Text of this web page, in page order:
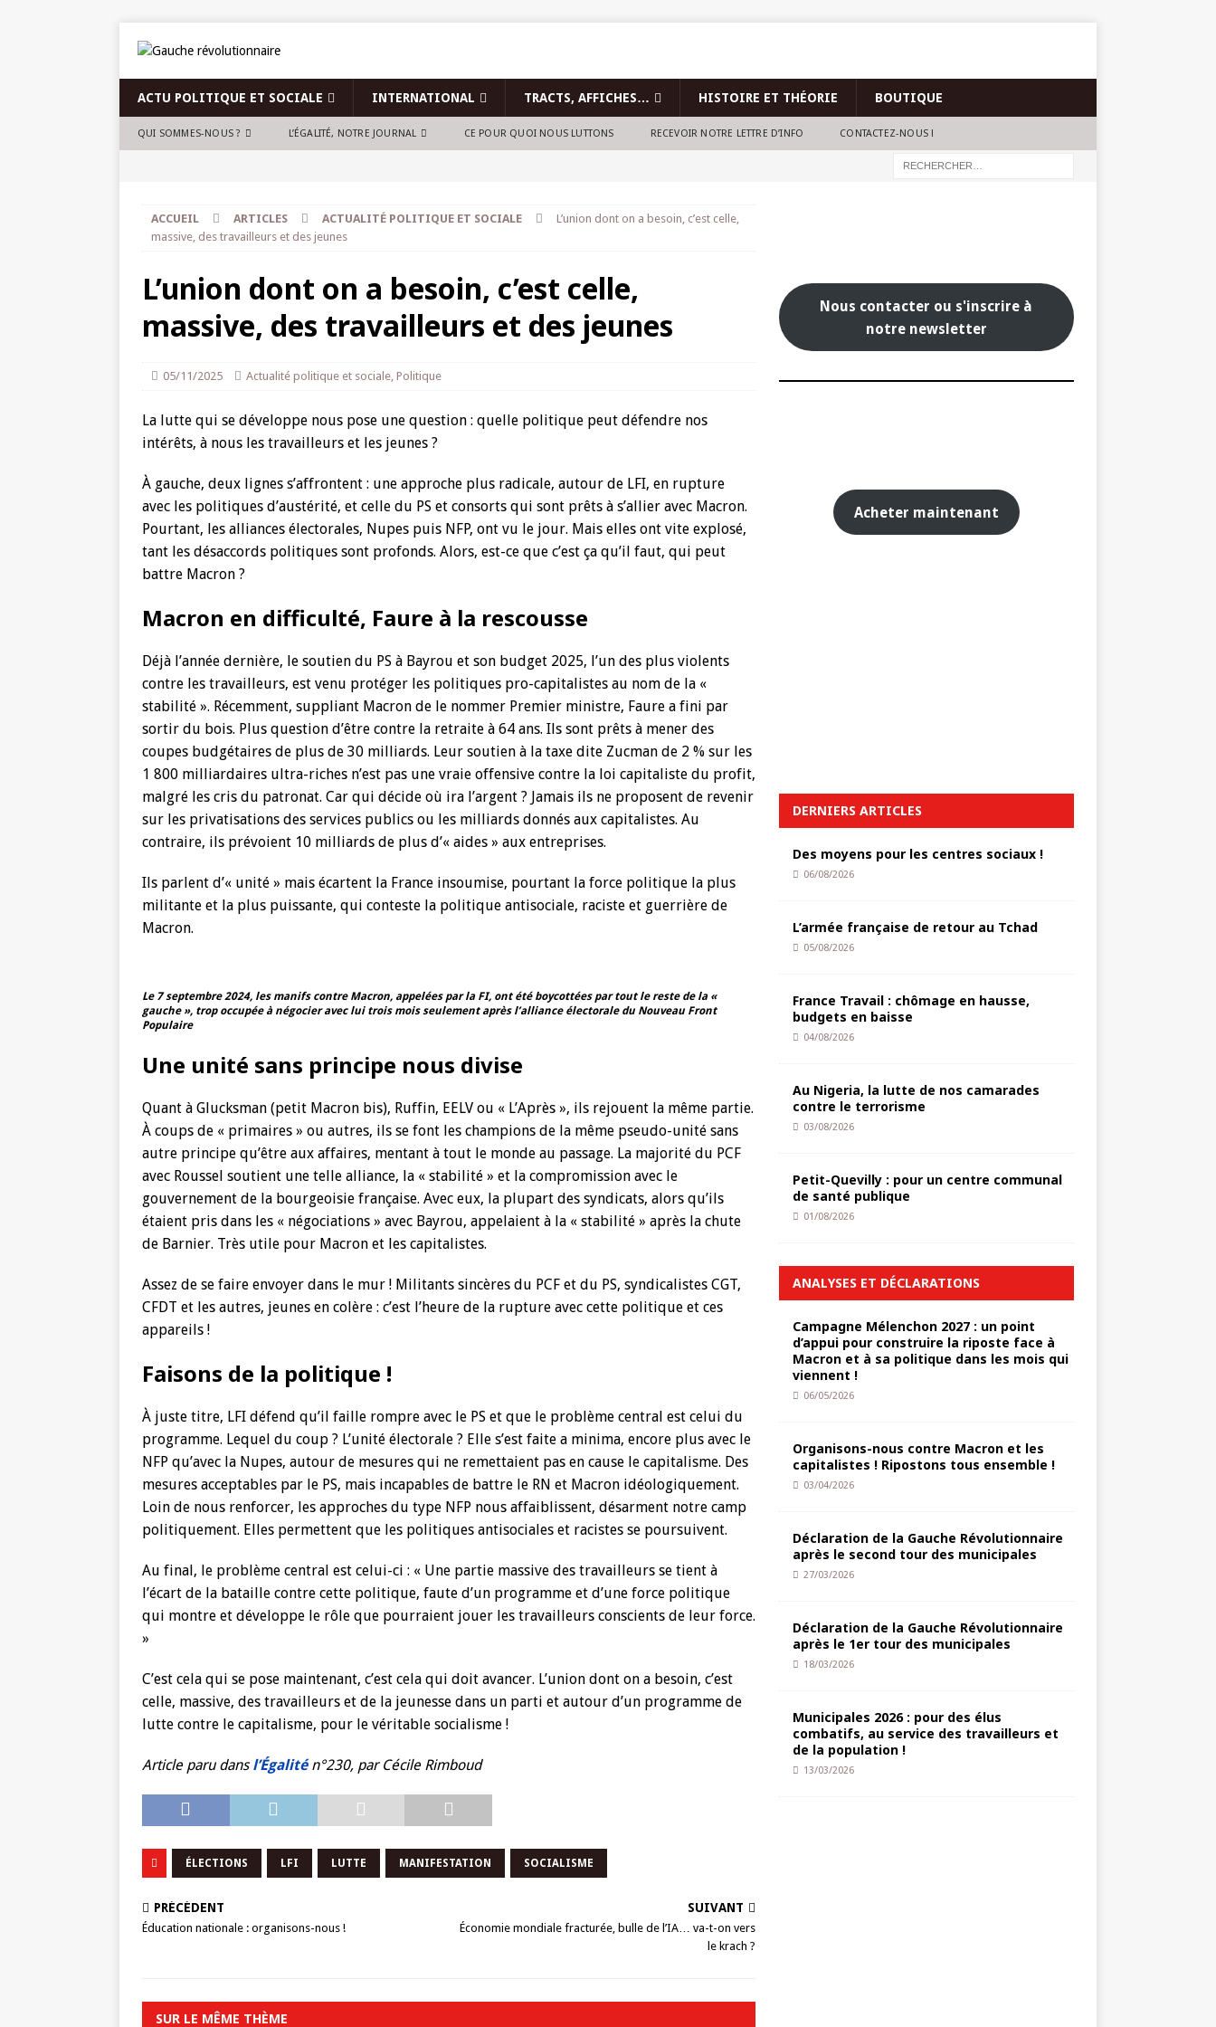
ACTU POLITIQUE ET SOCIALE INTERNATIONAL TRACTS, AFFICHES… HISTOIRE ET THÉORIE BOUTIQUE
QUI SOMMES-NOUS ? L’ÉGALITÉ, NOTRE JOURNAL CE POUR QUOI NOUS LUTTONS RECEVOIR NOTRE LETTRE D’INFO CONTACTEZ-NOUS !
ACCUEIL ARTICLES ACTUALITÉ POLITIQUE ET SOCIALE
L’union dont on a besoin, c’est celle,
massive, des travailleurs et des jeunes
L’union dont on a besoin, c’est celle,
massive, des travailleurs et des jeunes
05/11/2025 Actualité politique et sociale, Politique
La lutte qui se développe nous pose une question : quelle politique peut défendre nos
intérêts, à nous les travailleurs et les jeunes ?
À gauche, deux lignes s’affrontent : une approche plus radicale, autour de LFI, en rupture
avec les politiques d’austérité, et celle du PS et consorts qui sont prêts à s’allier avec Macron.
Pourtant, les alliances électorales, Nupes puis NFP, ont vu le jour. Mais elles ont vite explosé,
tant les désaccords politiques sont profonds. Alors, est-ce que c’est ça qu’il faut, qui peut
battre Macron ?
Macron en difficulté, Faure à la rescousse
Déjà l’année dernière, le soutien du PS à Bayrou et son budget 2025, l’un des plus violents
contre les travailleurs, est venu protéger les politiques pro-capitalistes au nom de la «
stabilité ». Récemment, suppliant Macron de le nommer Premier ministre, Faure a fini par
sortir du bois. Plus question d’être contre la retraite à 64 ans. Ils sont prêts à mener des
coupes budgétaires de plus de 30 milliards. Leur soutien à la taxe dite Zucman de 2 % sur les
1 800 milliardaires ultra-riches n’est pas une vraie offensive contre la loi capitaliste du profit,
malgré les cris du patronat. Car qui décide où ira l’argent ? Jamais ils ne proposent de revenir
sur les privatisations des services publics ou les milliards donnés aux capitalistes. Au
contraire, ils prévoient 10 milliards de plus d’« aides » aux entreprises.
Ils parlent d’« unité » mais écartent la France insoumise, pourtant la force politique la plus
militante et la plus puissante, qui conteste la politique antisociale, raciste et guerrière de
Macron.
Le 7 septembre 2024, les manifs contre Macron, appelées par la FI, ont été boycottées par tout le reste de la «
gauche », trop occupée à négocier avec lui trois mois seulement après l’alliance électorale du Nouveau Front
Populaire
Une unité sans principe nous divise
Quant à Glucksman (petit Macron bis), Ruffin, EELV ou « L’Après », ils rejouent la même partie.
À coups de « primaires » ou autres, ils se font les champions de la même pseudo-unité sans
autre principe qu’être aux affaires, mentant à tout le monde au passage. La majorité du PCF
avec Roussel soutient une telle alliance, la « stabilité » et la compromission avec le
gouvernement de la bourgeoisie française. Avec eux, la plupart des syndicats, alors qu’ils
étaient pris dans les « négociations » avec Bayrou, appelaient à la « stabilité » après la chute
de Barnier. Très utile pour Macron et les capitalistes.
Assez de se faire envoyer dans le mur ! Militants sincères du PCF et du PS, syndicalistes CGT,
CFDT et les autres, jeunes en colère : c’est l’heure de la rupture avec cette politique et ces
appareils !
Faisons de la politique !
À juste titre, LFI défend qu’il faille rompre avec le PS et que le problème central est celui du
programme. Lequel du coup ? L’unité électorale ? Elle s’est faite a minima, encore plus avec le
NFP qu’avec la Nupes, autour de mesures qui ne remettaient pas en cause le capitalisme. Des
mesures acceptables par le PS, mais incapables de battre le RN et Macron idéologiquement.
Loin de nous renforcer, les approches du type NFP nous affaiblissent, désarment notre camp
politiquement. Elles permettent que les politiques antisociales et racistes se poursuivent.
Au final, le problème central est celui-ci : « Une partie massive des travailleurs se tient à
l’écart de la bataille contre cette politique, faute d’un programme et d’une force politique
qui montre et développe le rôle que pourraient jouer les travailleurs conscients de leur force.
»
C’est cela qui se pose maintenant, c’est cela qui doit avancer. L’union dont on a besoin, c’est
celle, massive, des travailleurs et de la jeunesse dans un parti et autour d’un programme de
lutte contre le capitalisme, pour le véritable socialisme !
Article paru dans l’Égalitén°230, par Cécile Rimboud
ÉLECTIONS LFI LUTTE MANIFESTATION SOCIALISME
PRÉCÉDENT
Éducation nationale : organisons-nous !
SUIVANT
Économie mondiale fracturée, bulle de l’IA… va-t-on vers
le krach ?
SUR LE MÊME THÈME
Nous contacter ou s'inscrire à
notre newsletter
Acheter maintenant
DERNIERS ARTICLES
Des moyens pour les centres sociaux !
06/08/2026
L’armée française de retour au Tchad
05/08/2026
France Travail : chômage en hausse,
budgets en baisse
04/08/2026
Au Nigeria, la lutte de nos camarades
contre le terrorisme
03/08/2026
Petit-Quevilly : pour un centre communal
de santé publique
01/08/2026
ANALYSES ET DÉCLARATIONS
Campagne Mélenchon 2027 : un point
d’appui pour construire la riposte face à
Macron et à sa politique dans les mois qui
viennent !
06/05/2026
Organisons-nous contre Macron et les
capitalistes ! Ripostons tous ensemble !
03/04/2026
Déclaration de la Gauche Révolutionnaire
après le second tour des municipales
27/03/2026
Déclaration de la Gauche Révolutionnaire
après le 1er tour des municipales
18/03/2026
Municipales 2026 : pour des élus
combatifs, au service des travailleurs et
de la population !
13/03/2026